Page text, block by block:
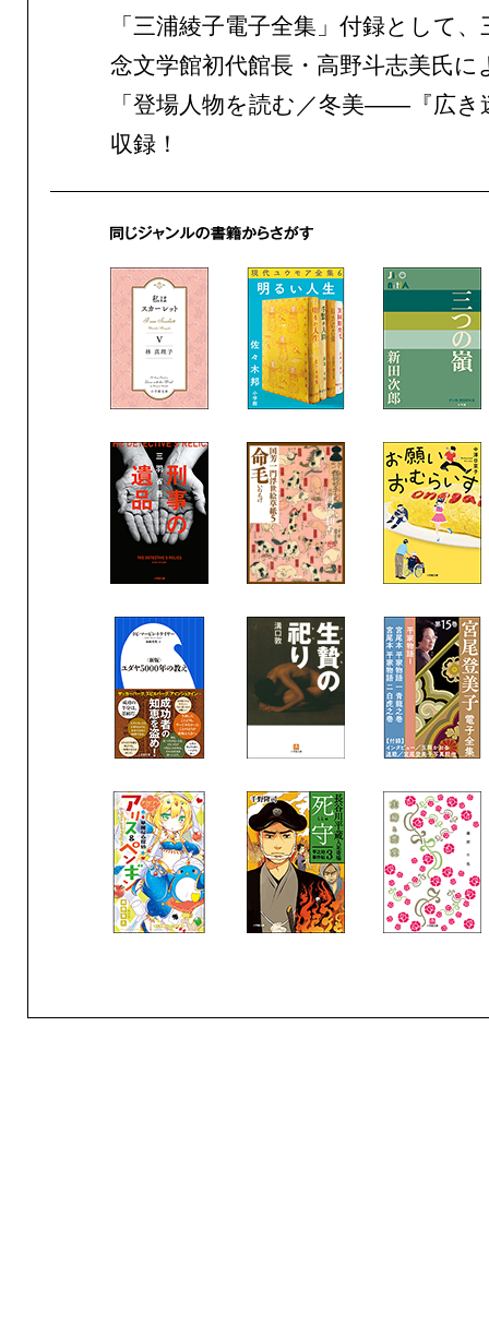
「三浦綾子電子全集」付録として
念文学館初代館長・高野斗志美氏に
「登場人物を読む／冬美――『広き
収録！